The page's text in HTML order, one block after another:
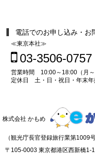
電話でのお申し込み・お
≪東京本社≫
03-3506-0757
営業時間 10:00～18:00（月～
定休日 土・日・祝日・年末年
株式会社 かもめ
（観光庁長官登録旅行業第1009号
〒105-0003 東京都港区西新橋1-